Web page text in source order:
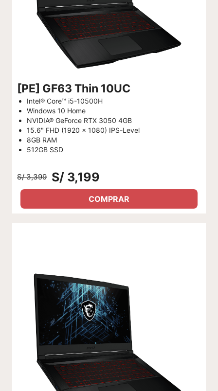
[PE] GF63 Thin 10UC
Intel® Core™ i5-10500H
Windows 10 Home
NVIDIA® GeForce RTX 3050 4GB
15.6" FHD (1920 x 1080) IPS-Level
8GB RAM
512GB SSD
S/ 3,399 S/ 3,199
COMPRAR